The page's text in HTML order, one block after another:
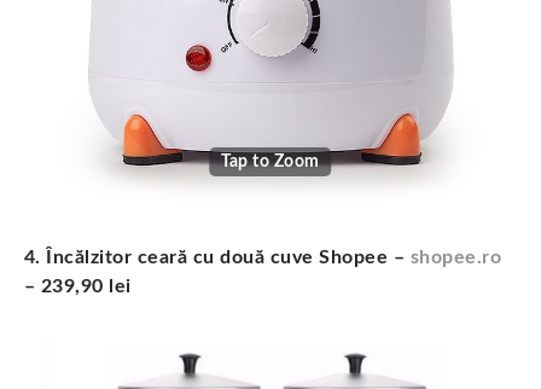
Tap to Zoom
4. Încălzitor ceară cu două cuve Shopee – shopee.ro
– 239,90 lei